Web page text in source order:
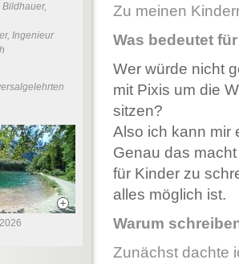
Ingenieur
Zu meinen
Was bedeutet
Wer würde nicht
mit Pixis um die
sitzen?
Also ich kann mir
Genau das
für Kinder zu
alles möglich ist.
Warum
Zunächst dachte